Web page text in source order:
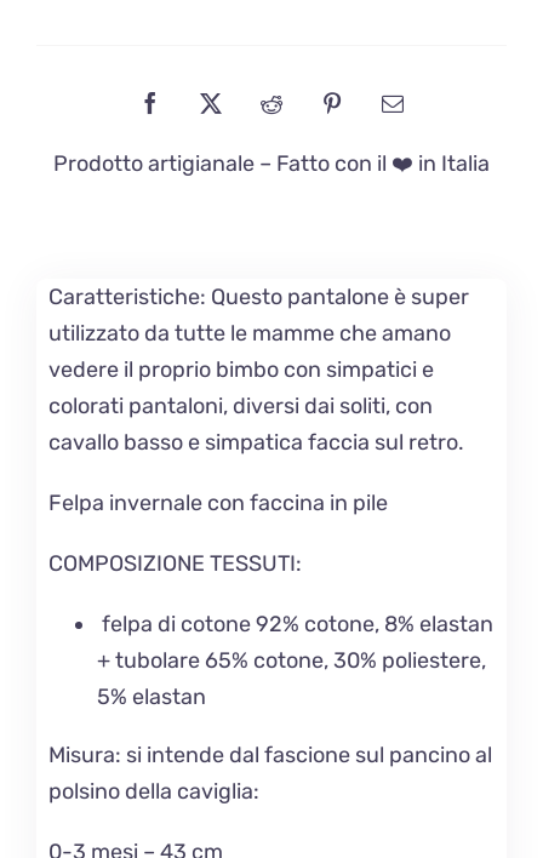
Prodotto artigianale – Fatto con il ❤️ in Italia
Caratteristiche: Questo pantalone è super
utilizzato da tutte le mamme che amano
vedere il proprio bimbo con simpatici e
colorati pantaloni, diversi dai soliti, con
cavallo basso e simpatica faccia sul retro.
Felpa invernale con faccina in pile
COMPOSIZIONE TESSUTI:
felpa di cotone 92% cotone, 8% elastan
+ tubolare 65% cotone, 30% poliestere,
5% elastan
Misura: si intende dal fascione sul pancino al
polsino della caviglia:
0-3 mesi – 43 cm